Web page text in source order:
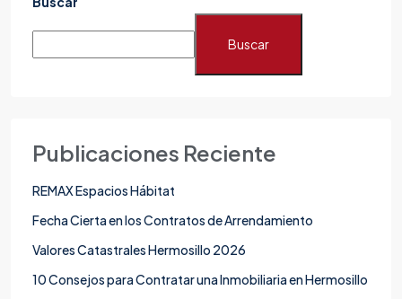
Buscar
Publicaciones Reciente
REMAX Espacios Hábitat
Fecha Cierta en los Contratos de Arrendamiento
Valores Catastrales Hermosillo 2026
10 Consejos para Contratar una Inmobiliaria en Hermosillo